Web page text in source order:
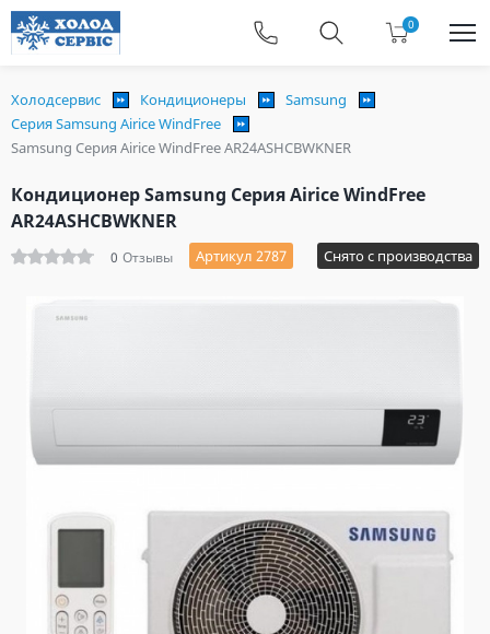
0
Холодсервис Кондиционеры
Samsung
Серия Samsung Airice WindFree
Samsung Серия Airice WindFree AR24ASHCBWKNER
Кондиционер Samsung Серия Airice WindFree
AR24ASHCBWKNER
0 Отзывы Артикул 2787 Снято с производства